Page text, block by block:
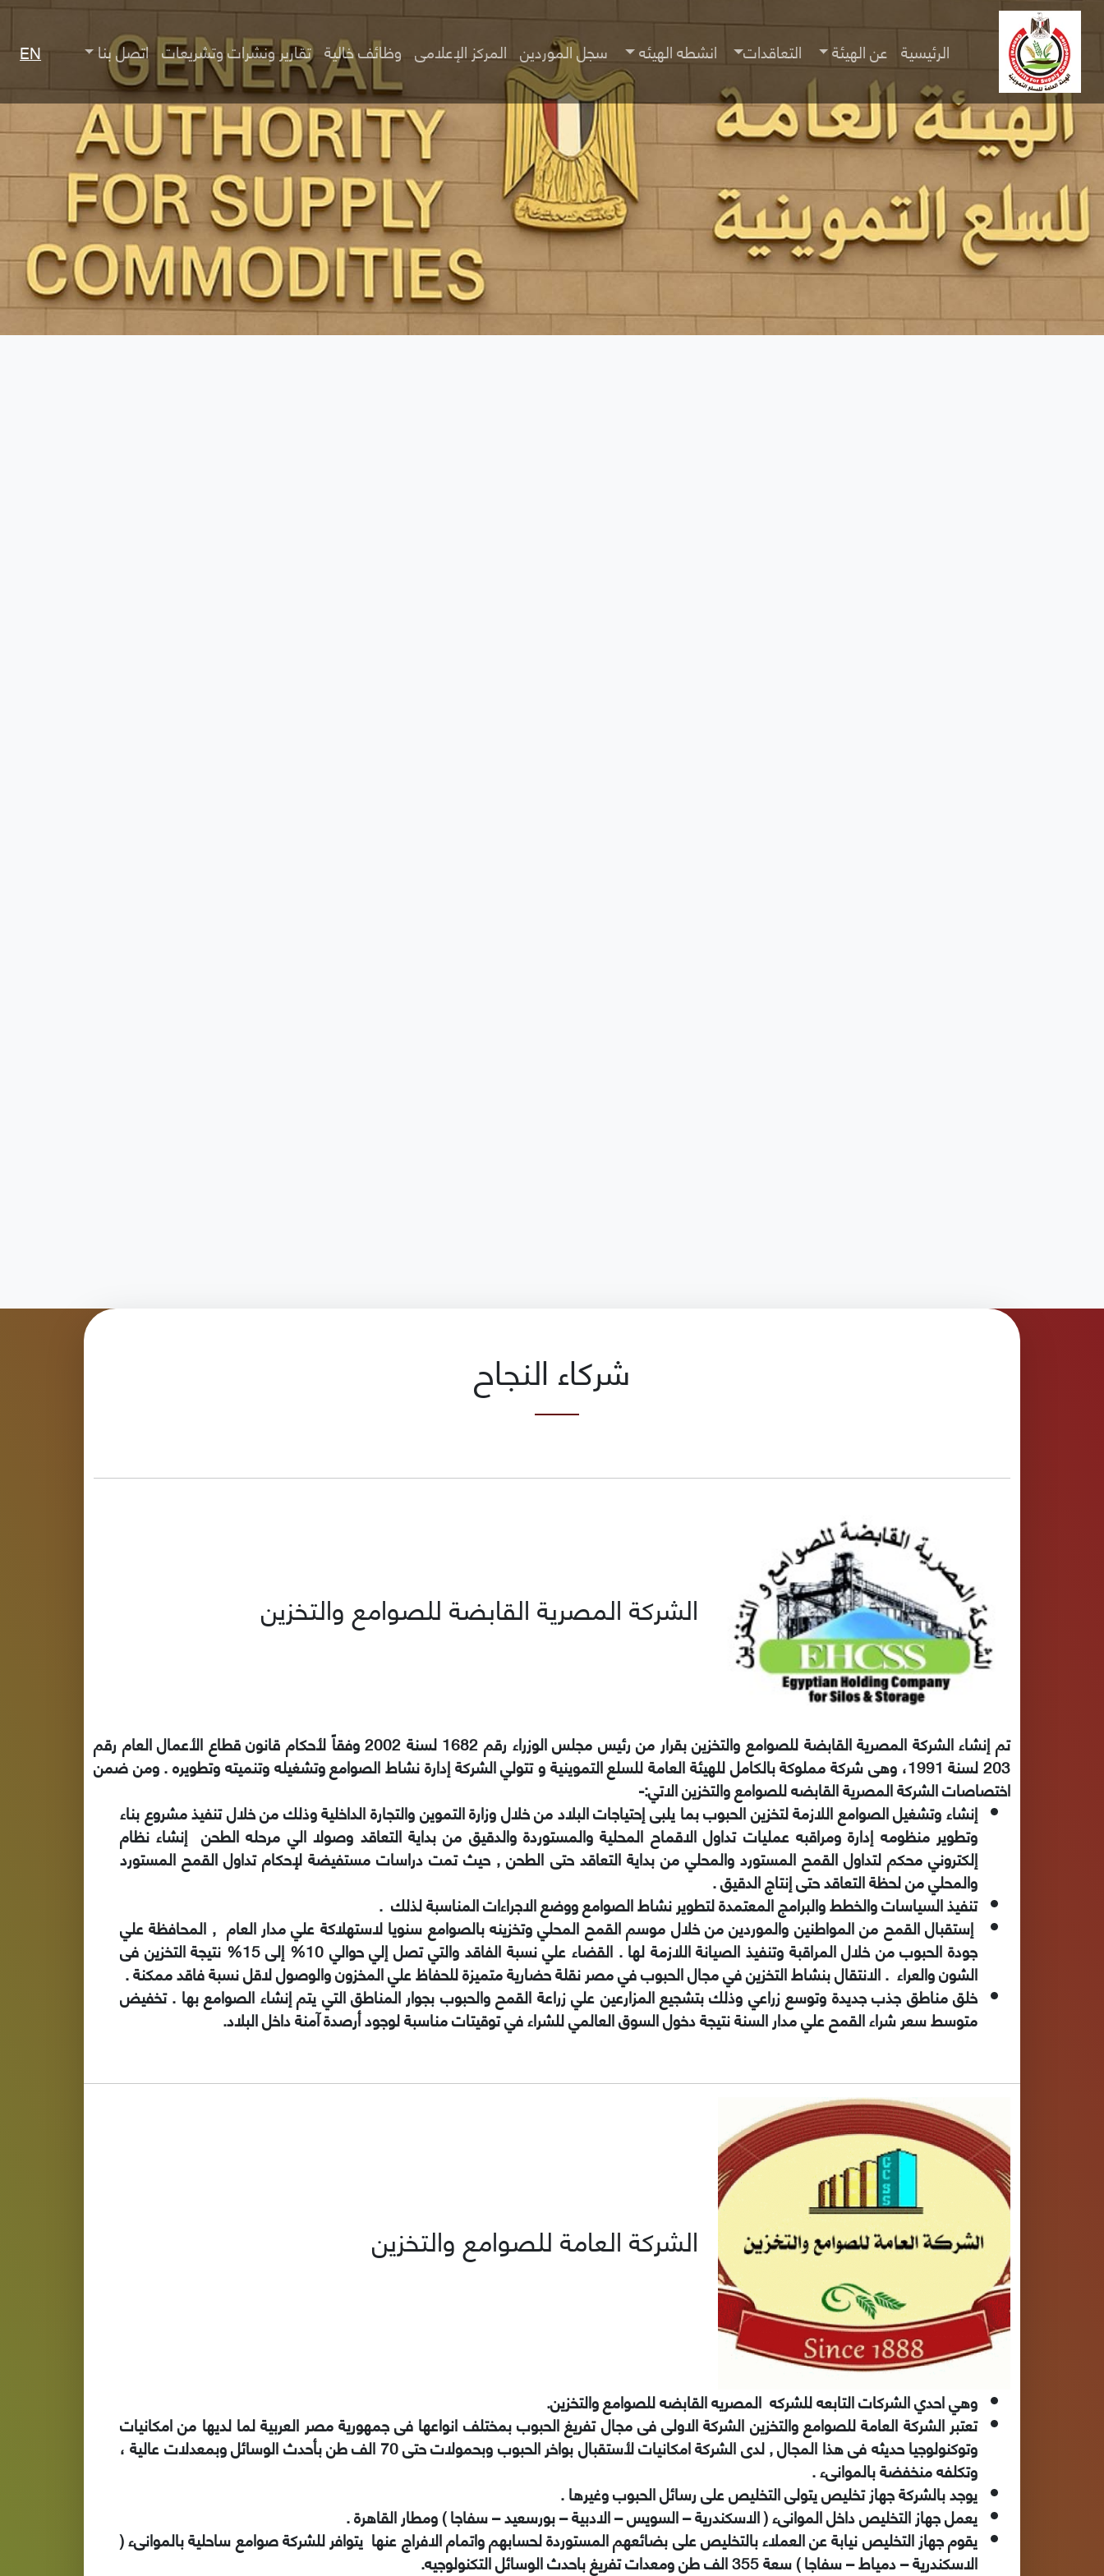
الرئيسية عن الهيئة التعاقدات انشطه الهيئه سجل الموردين المركز الإعلامى وظائف خالية تقارير ونشرات وتشريعات اتصل بنا EN
شركاء النجاح
الشركة المصرية القابضة للصوامع والتخزين
تم إنشاء الشركة المصرية القابضة للصوامع والتخزين بقرار من رئيس مجلس الوزراء رقم 1682 لسنة 2002 وفقاً لأحكام قانون قطاع الأعمال العام رقم
203 لسنة 1991، وهى شركة مملوكة بالكامل للهيئة العامة للسلع التموينية و تتولي الشركة إدارة نشاط الصوامع وتشغيله وتنميته وتطويره . ومن ضمن
اختصاصات الشركة المصرية القابضه للصوامع والتخزين الاتي:-
إنشاء وتشغيل الصوامع اللازمة لتخزين الحبوب بما يلبى إحتياجات البلاد من خلال وزارة التموين والتجارة الداخلية وذلك من خلال تنفيذ مشروع بناء
وتطوير منظومه إدارة ومراقبه عمليات تداول الاقماح المحلية والمستوردة والدقيق من بداية التعاقد وصولا الي مرحله الطحن إنشاء نظام
إلكتروني محكم لتداول القمح المستورد والمحلي من بداية التعاقد حتى الطحن , حيث تمت دراسات مستفيضة لإحكام تداول القمح المستورد
والمحلي من لحظة التعاقد حتى إنتاج الدقيق .
تنفيذ السياسات والخطط والبرامج المعتمدة لتطوير نشاط الصوامع ووضع الاجراءات المناسبة لذلك .
إستقبال القمح من المواطنين والموردين من خلال موسم القمح المحلي وتخزينه بالصوامع سنويا لاستهلاكة علي مدار العام , المحافظة علي
جودة الحبوب من خلال المراقبة وتنفيذ الصيانة اللازمة لها . القضاء علي نسبة الفاقد والتي تصل إلي حوالي 10% إلى 15% نتيجة التخزين فى
الشون والعراء . الانتقال بنشاط التخزين في مجال الحبوب في مصر نقلة حضارية متميزة للحفاظ علي المخزون والوصول لاقل نسبة فاقد ممكنة .
خلق مناطق جذب جديدة وتوسع زراعي وذلك بتشجيع المزارعين علي زراعة القمح والحبوب بجوار المناطق التي يتم إنشاء الصوامع بها . تخفيض
متوسط سعر شراء القمح علي مدار السنة نتيجة دخول السوق العالمي للشراء في توقيتات مناسبة لوجود أرصدة آمنة داخل البلاد.
الشركة العامة للصوامع والتخزين
وهي احدي الشركات التابعه للشركه المصريه القابضه للصوامع والتخزين.
تعتبر الشركة العامة للصوامع والتخزين الشركة الاولى فى مجال تفريغ الحبوب بمختلف انواعها فى جمهورية مصر العربية لما لديها من امكانيات
وتوكنولوجيا حديثه فى هذا المجال , لدى الشركة امكانيات لأستقبال بواخر الحبوب وبحمولات حتى 70 الف طن بأحدث الوسائل وبمعدلات عالية ،
وتكلفه منخفضة بالموانىء .
يوجد بالشركة جهاز تخليص يتولى التخليص على رسائل الحبوب وغيرها .
يعمل جهاز التخليص داخل الموانىء ( الاسكندرية – السويس – الادبية – بورسعيد – سفاجا ) ومطار القاهرة .
يقوم جهاز التخليص نيابة عن العملاء بالتخليص على بضائعهم المستوردة لحسابهم واتمام الافراج عنها يتوافر للشركة صوامع ساحلية بالموانىء (
الاسكندرية – دمياط – سفاجا ) سعة 355 الف طن ومعدات تفريغ باحدث الوسائل التكنولوجيه.